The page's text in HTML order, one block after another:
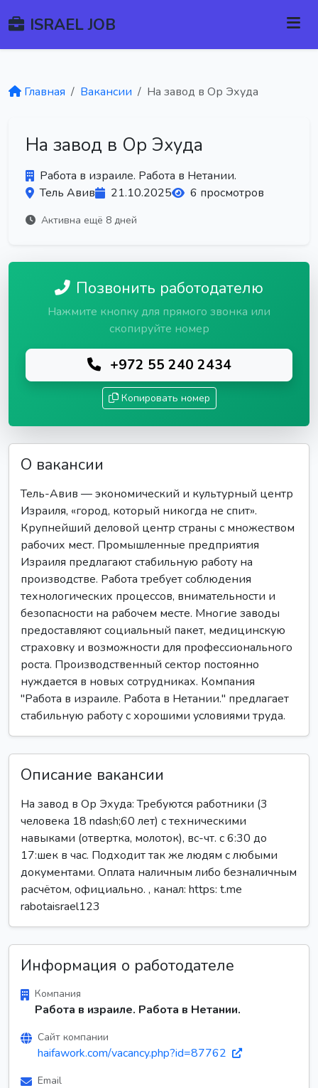
ISRAEL JOB
Главная Вакансии На завод в Ор Эхуда
На завод в Ор Эхуда
Работа в израиле. Работа в Нетании.
Тель Авив
21.10.2025 6 просмотров
Активна ещё 8 дней
Позвонить работодателю
Нажмите кнопку для прямого звонка или
скопируйте номер
+972 55 240 2434
Копировать номер
О вакансии
Тель-Авив — экономический и культурный центр
Израиля, «город, который никогда не спит».
Крупнейший деловой центр страны с множеством
рабочих мест. Промышленные предприятия
Израиля предлагают стабильную работу на
производстве. Работа требует соблюдения
технологических процессов, внимательности и
безопасности на рабочем месте. Многие заводы
предоставляют социальный пакет, медицинскую
страховку и возможности для профессионального
роста. Производственный сектор постоянно
нуждается в новых сотрудниках. Компания
"Работа в израиле. Работа в Нетании." предлагает
стабильную работу с хорошими условиями труда.
Описание вакансии
На завод в Ор Эхуда: Требуются работники (3
человека 18 ndash;60 лет) с техническими
навыками (отвертка, молоток), вс-чт. с 6:30 до
17:шек в час. Подходит так же людям с любыми
документами. Оплата наличным либо безналичным
расчётом, официально. , канал: https: t.me
rabotaisrael123
Информация о работодателе
Компания
Работа в израиле. Работа в Нетании.
Сайт компании
haifawork.com/vacancy.php?id=87762
Email